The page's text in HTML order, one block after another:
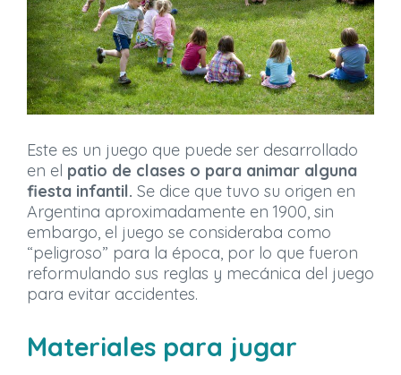
Este es un juego que puede ser desarrollado
en el patio de clases o para animar alguna
fiesta infantil. Se dice que tuvo su origen en
Argentina aproximadamente en 1900, sin
embargo, el juego se consideraba como
“peligroso” para la época, por lo que fueron
reformulando sus reglas y mecánica del juego
para evitar accidentes.
Materiales para jugar